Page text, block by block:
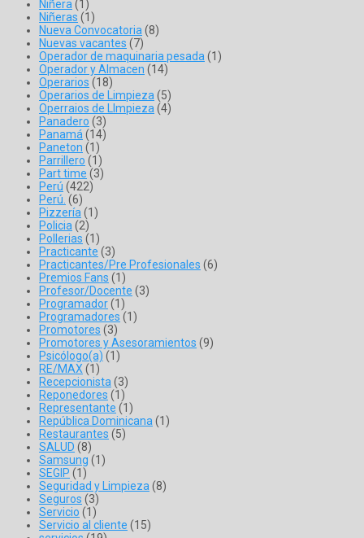
Niñera (1)
Niñeras (1)
Nueva Convocatoria (8)
Nuevas vacantes (7)
Operador de maquinaria pesada (1)
Operador y Almacen (14)
Operarios (18)
Operarios de Limpieza (5)
Operraios de LImpieza (4)
Panadero (3)
Panamá (14)
Paneton (1)
Parrillero (1)
Part time (3)
Perú (422)
Perú. (6)
Pizzería (1)
Policia (2)
Pollerias (1)
Practicante (3)
Practicantes/Pre Profesionales (6)
Premios Fans (1)
Profesor/Docente (3)
Programador(1)
Programadores (1)
Promotores (3)
Promotores y Asesoramientos (9)
Psicólogo(a) (1)
RE/MAX (1)
Recepcionista (3)
Reponedores (1)
Representante (1)
República Dominicana (1)
Restaurantes (5)
SALUD (8)
Samsung (1)
SEGIP (1)
Seguridad y Limpieza (8)
Seguros (3)
Servicio (1)
Servicio al cliente (15)